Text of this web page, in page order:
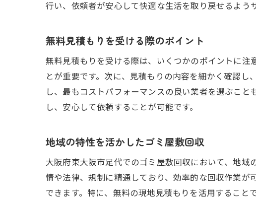
利用
プロ
専門
プロ
大阪府東
無料
行い、依頼者が安心して快適な生活を取り戻せるよう
無料見積もりを受ける際のポイント
無料見積もりを受ける際は、いくつかのポイントに
とが重要です。次に、見積もりの内容を細かく確認
し、最もコストパフォーマンスの良い業者を選ぶこ
し、安心して依頼することが可能です。
地域の特性を活かしたゴミ屋敷回収
大阪府東大阪市足代でのゴミ屋敷回収において、地
情や法律、規制に精通しており、効率的な回収作業
できます。特に、無料の現地見積もりを活用すること